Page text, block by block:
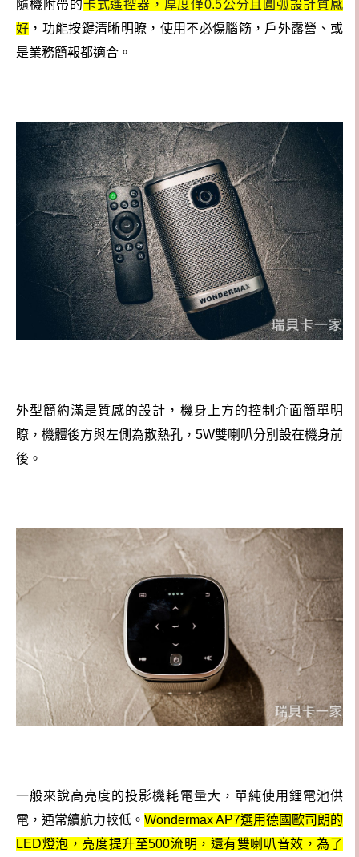
隨機附帶的卡式遙控器，厚度僅0.5公分且圓弧設計質感
好 ，功能按鍵清晰明瞭，使用不必傷腦筋，戶外露營、或
是業務簡報都適合。
外型簡約滿是質感的設計，機身上方的控制介面簡單明
瞭，機體後方與左側為散熱孔，5W雙喇叭分別設在機身前
後。
一般來說高亮度的投影機耗電量大，單純使用鋰電池供
電，通常續航力較低。 Wondermax AP7選用德國歐司朗的
LED燈泡，亮度提升至500流明，還有雙喇叭音效，為了